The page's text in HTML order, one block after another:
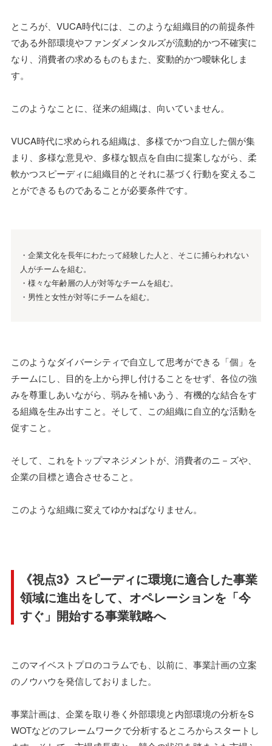
ところが、VUCA時代には、このような組織目的の前提条件
である外部環境やファンダメンタルズが流動的かつ不確実に
なり、消費者の求めるものもまた、変動的かつ曖昧化しま
す。
このようなことに、従来の組織は、向いていません。
VUCA時代に求められる組織は、多様でかつ自立した個が集
まり、多様な意見や、多様な観点を自由に提案しながら、柔
軟かつスピーディに組織目的とそれに基づく行動を変えるこ
とができるものであることが必要条件です。
・企業文化を長年にわたって経験した人と、そこに捕らわれない
人がチームを組む。
・様々な年齢層の人が対等なチームを組む。
・男性と女性が対等にチームを組む。
このようなダイバーシティで自立して思考ができる「個」を
チームにし、目的を上から押し付けることをせず、各位の強
みを尊重しあいながら、弱みを補いあう、有機的な結合をす
る組織を生み出すこと。そして、この組織に自立的な活動を
促すこと。
そして、これをトップマネジメントが、消費者のニ－ズや、
企業の目標と適合させること。
このような組織に変えてゆかねばなりません。
《視点3》スピーディに環境に適合した事業
領域に進出をして、オペレーションを「今
すぐ」開始する事業戦略へ
このマイベストプロのコラムでも、以前に、事業計画の立案
のノウハウを発信しておりました。
事業計画は、企業を取り巻く外部環境と内部環境の分析をS
WOTなどのフレームワークで分析するところからスタートし